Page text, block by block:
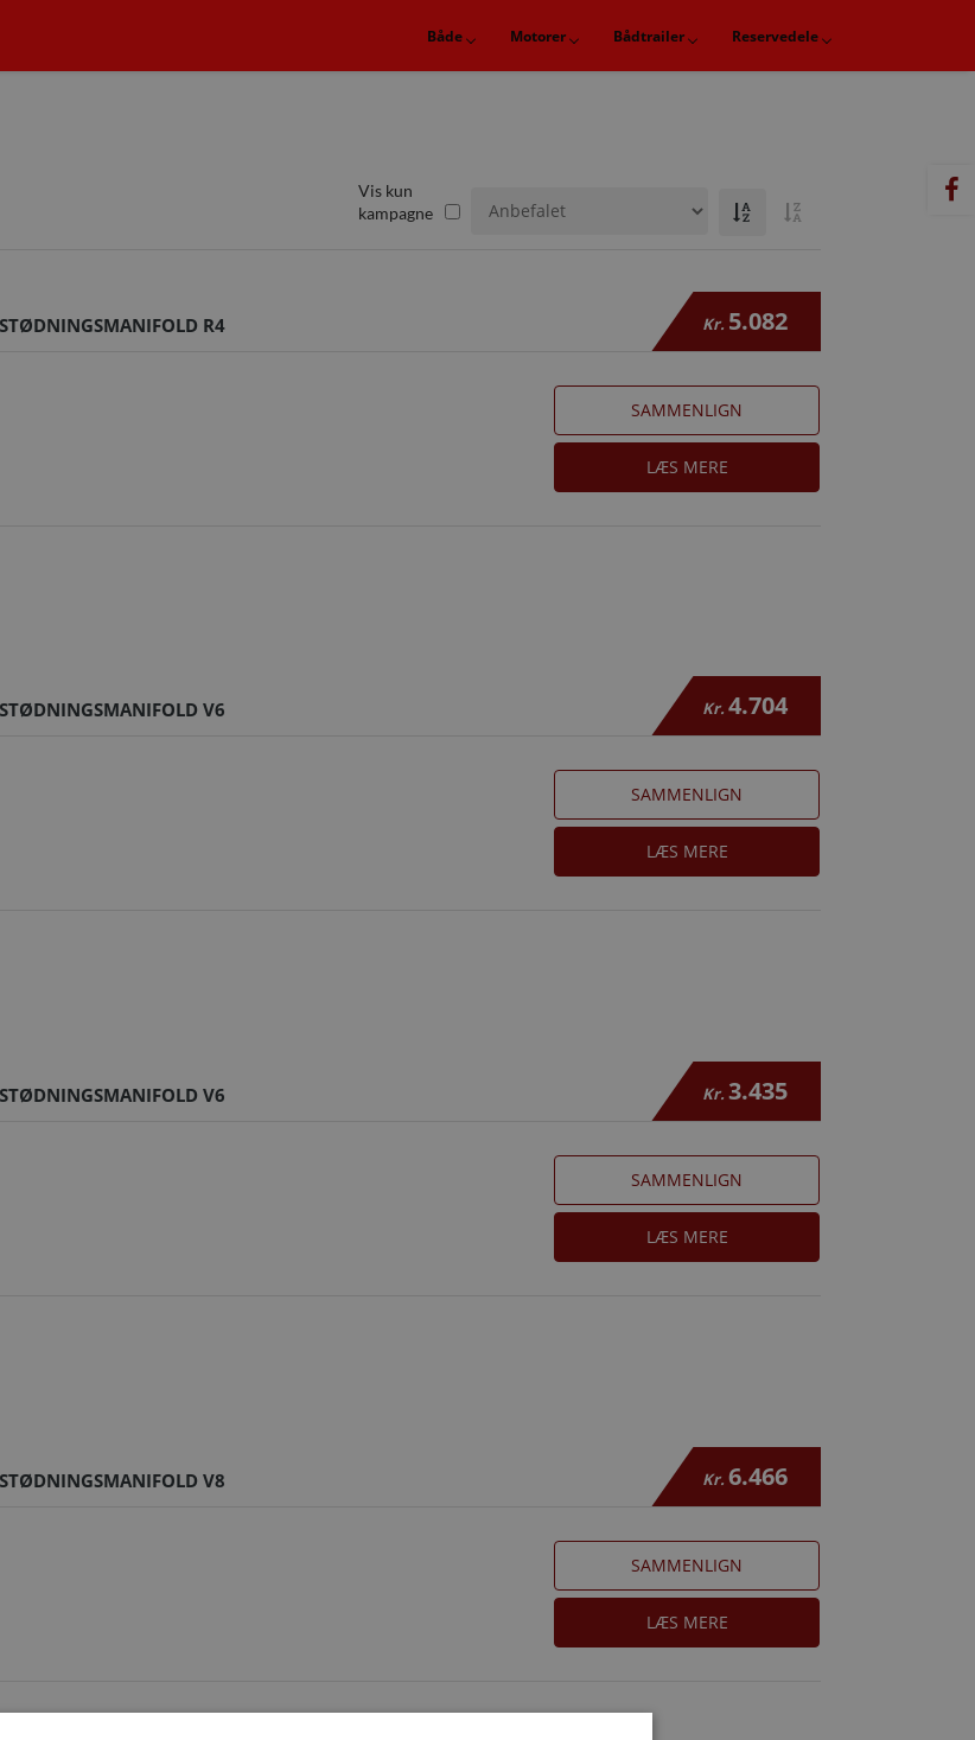
Både Motorer Bådtrailer Reservedele
Vis kun
kampagne
R4 Kr. 5.082
SAMMENLIGN
LÆS MERE
V6 Kr. 4.704
SAMMENLIGN
LÆS MERE
V6 Kr. 3.435
SAMMENLIGN
LÆS MERE
V8 Kr. 6.466
SAMMENLIGN
LÆS MERE